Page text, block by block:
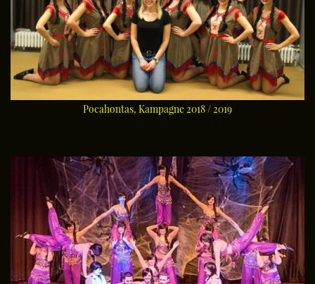
Pocahontas, Kampagne 2018 / 2019